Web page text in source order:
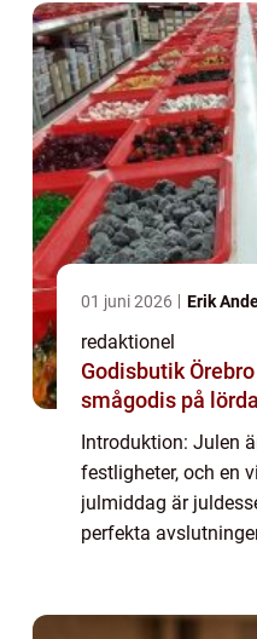
01 juni 2026 Erik
redaktionel
Godisbutik Örebro mer än bara
smågodis på
Introduktion: Julen
festligheter, och en
julmiddag är
perfekta